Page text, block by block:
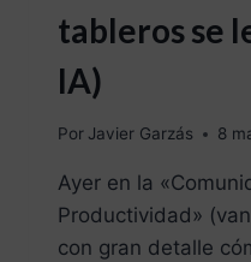
tableros se
IA)
Por Javier Garzás 8
Ayer en la
Productividad»
con gran detalle